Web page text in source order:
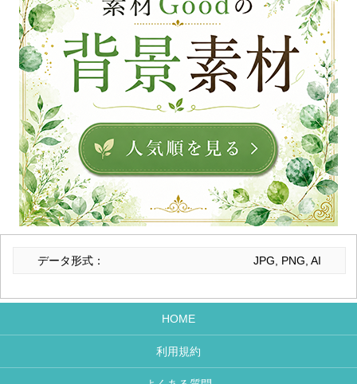
データ形式： JPG, PNG, AI
HOME
利用規約